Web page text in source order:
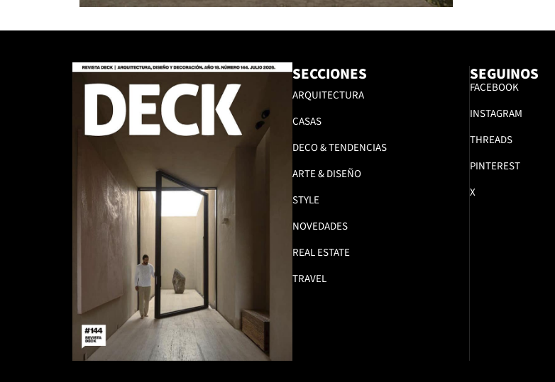
SECCIONES
ARQUITECTURA
CASAS
DECO & TENDENCIAS
ARTE & DISEÑO
STYLE
NOVEDADES
REAL ESTATE
TRAVEL
SEGUINOS
FACEBOOK
INSTAGRAM
THREADS
PINTEREST
X